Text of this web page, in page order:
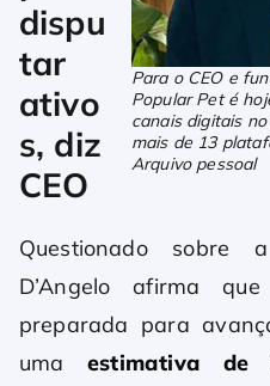
Para o CEO e
Popular Pet é
canais digitais
mais de 13
Arquivo pessoal
dispu
tar
ativo
s, diz
CEO
Questionado sobre
D’Angelo afirma
preparada para
uma estimativa de